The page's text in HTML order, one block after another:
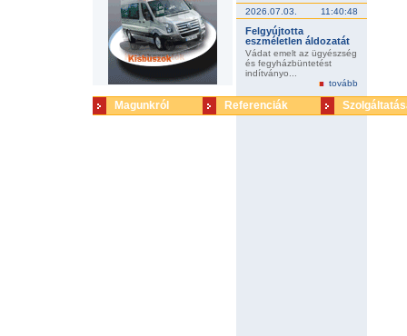
2026.07.03.
11:40:48
Felgyújtotta
eszméletlen áldozatát
Vádat emelt az ügyészség
és fegyházbüntetést
indítványo...
tovább
Magunkról Referenciák